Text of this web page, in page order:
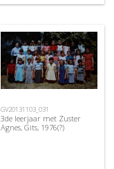
GV20131103_031
3de leerjaar met Zuster
Agnes, Gits, 1976(?)